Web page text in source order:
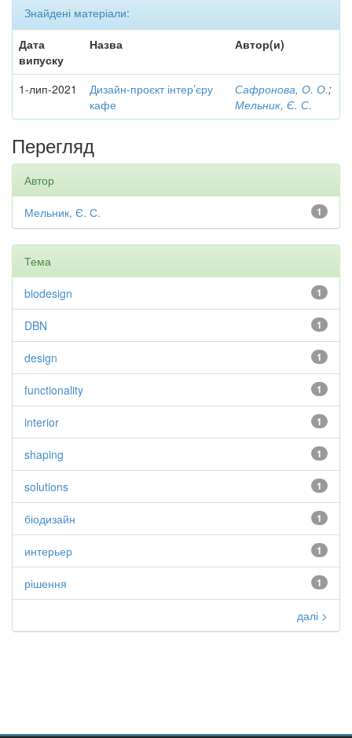
Знайдені матеріали:
Дата
випуску
Назва Автор(и)
1-лип-2021
Дизайн-проєкт інтер’єру
кафе
Сафронова, О. О.;
Мельник, Є. С.
Перегляд
Автор
1
Мельник, Є. С.
Тема
1
biodesign
1
DBN
1
design
1
functionality
1
interior
1
shaping
1
solutions
1
біодизайн
1
интерьер
1
рішення
далі >